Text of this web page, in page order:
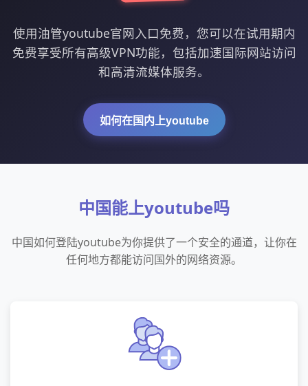
使用油管youtube官网入口免费，您可以在试用期内
免费享受所有高级VPN功能，包括加速国际网站访问
和高清流媒体服务。
如何在国内上youtube
中国能上youtube吗
中国如何登陆youtube为你提供了一个安全的通道，让你在
任何地方都能访问国外的网络资源。